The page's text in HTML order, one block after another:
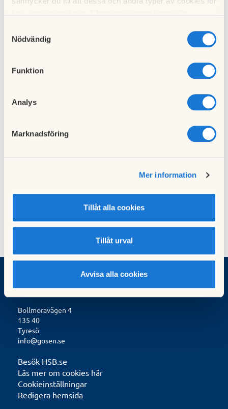
cookies och välja att endast tillåta ett urval.
Nödvändig
Funktion
Analys
Marknadsföring
Mer information
Tillåt alla cookies
Tillåt urval
Avvisa alla cookies
Föregående nyhet
Avgiftshöjning 2020
Protokoll från årsstämman 2020
BRF Gösen
Bollmoravägen 4
135 40
Tyresö
info@gosen.se
Besök HSB.se
Läs mer om cookies här
Cookieinställningar
Redigera hemsida